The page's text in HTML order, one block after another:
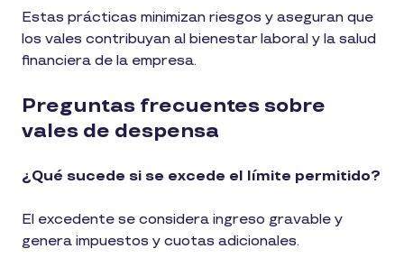
Estas prácticas minimizan riesgos y aseguran que
los vales contribuyan al bienestar laboral y la salud
financiera de la empresa.
Preguntas frecuentes sobre
vales de despensa
¿Qué sucede si se excede el límite permitido?
El excedente se considera ingreso gravable y
genera impuestos y cuotas adicionales.